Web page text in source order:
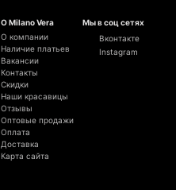
О Milano Vera
О компании
Наличие платьев
Вакансии
Контакты
Скидки
Наши красавицы
Отзывы
Оптовые продажи
Оплата
Доставка
Карта сайта
Мы в соц сетях
Вконтакте
Instagram